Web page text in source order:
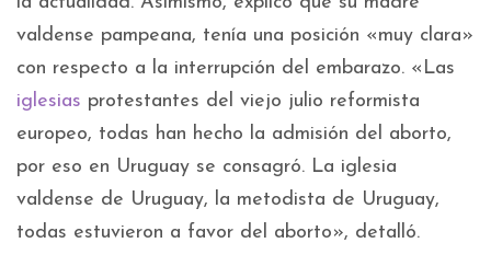
valdense pampeana, tenía una posición «muy clara»
con respecto a la interrupción del embarazo. «Las
iglesias protestantes del viejo julio reformista
europeo, todas han hecho la admisión del aborto,
por eso en Uruguay se consagró. La iglesia
valdense de Uruguay, la metodista de Uruguay,
todas estuvieron a favor del aborto», detalló.